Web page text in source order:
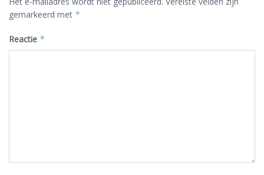
gemarkeerd met *
Reactie *